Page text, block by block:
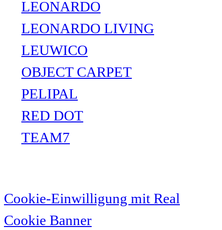
LEONARDO
LEONARDO LIVING
LEUWICO
OBJECT CARPET
PELIPAL
RED DOT
TEAM7
Cookie-Einwilligung mit Real
Cookie Banner